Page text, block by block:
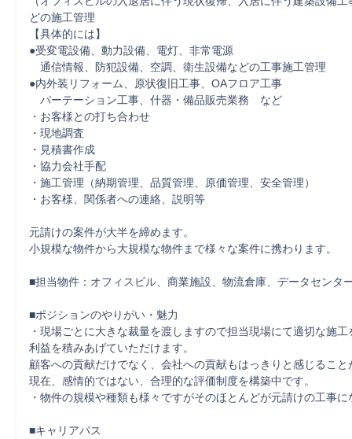
どの施工管理
【具体的には】
●受変電設備、動力設備、電灯、非常電源
通信情報、防犯設備、空調、衛生設備などの工事施工管理
●内外装リフォーム、原状復旧工事、OAフロア工事
パーテーション工事、什器・備品販売業務　など
・お客様との打ち合わせ
・現地調査
・見積書作成
・協力会社手配
・施工管理（納期管理、品質管理、原価管理、安全管理）
・お客様、関係者への連絡、説明等
元請けの案件が大半を締めます。
小規模な物件から大規模な物件まで様々な案件に携わります。
■担当物件：オフィスビル、商業施設、物流倉庫、データセンタ
■ポジションのやりがい・魅力
・現場ごとに大きな裁量を渡しますので担当現場にて適切な施
利益を積みあげていただけます。
顧客への貢献だけでなく、会社への貢献もはっきりと感じること
現在、感情的ではない、合理的な評価制度を構築中です。
・物件の規模や種類も様々ですがそのほとんどが元請けの工事に
■キャリアパス